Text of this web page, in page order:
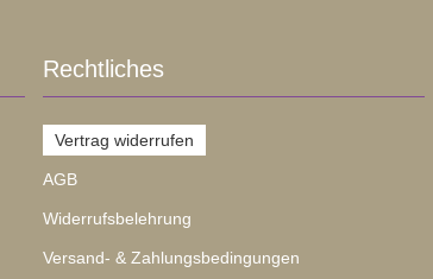
Rechtliches
Vertrag widerrufen
AGB
Widerrufsbelehrung
Versand- & Zahlungsbedingungen